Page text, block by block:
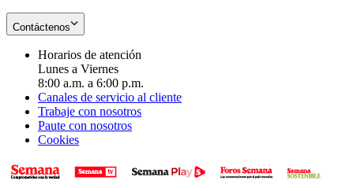
Contáctenos
Horarios de atención
Lunes a Viernes
8:00 a.m. a 6:00 p.m.
Canales de servicio al cliente
Trabaje con nosotros
Paute con nosotros
Cookies